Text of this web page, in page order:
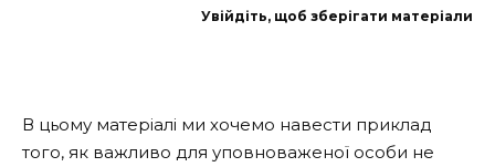
Увійдіть, щоб зберігати матеріали
В цьому матеріалі ми хочемо навести приклад
того, як важливо для уповноваженої особи не